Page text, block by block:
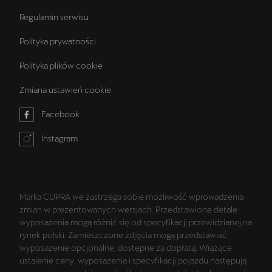
Regulamin serwisu
Polityka prywatności
Polityka plików cookie
Zmiana ustawień cookie
Facebook
Instagram
Marka CUPRA we zastrzega sobie możliwość wprowadzenia
zmian w prezentowanych wersjach. Przedstawione detale
wyposażenia mogą różnić się od specyfikacji przewidzianej na
rynek polski. Zamieszczone zdjęcia mogą przedstawiać
wyposażenie opcjonalne, dostępne za dopłatą. Wiążące
ustalenie ceny, wyposażenia i specyfikacji pojazdu następują